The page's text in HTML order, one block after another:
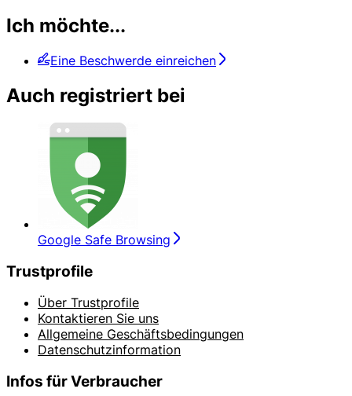
Ich möchte...
Eine Beschwerde einreichen
Auch registriert bei
Google Safe Browsing
Trustprofile
Über Trustprofile
Kontaktieren Sie uns
Allgemeine Geschäftsbedingungen
Datenschutzinformation
Infos für Verbraucher